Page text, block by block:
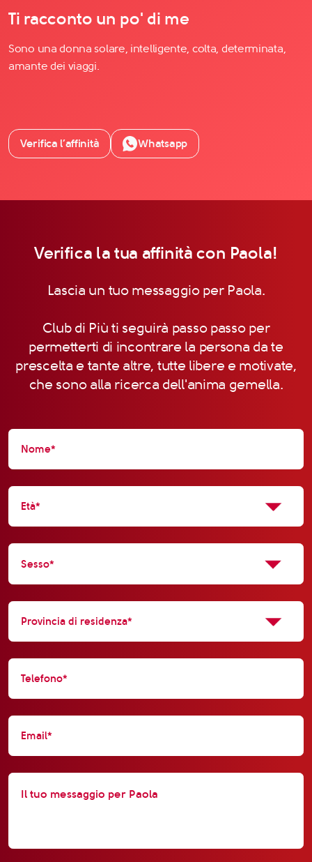
Ti racconto un po' di me
Sono una donna solare, intelligente, colta, determinata,
amante dei viaggi.
Verifica l’affinità Whatsapp
Verifica la tua affinità con Paola!
Lascia un tuo messaggio per Paola.
Club di Più ti seguirà passo passo per
permetterti di incontrare la persona da te
prescelta e tante altre, tutte libere e motivate,
che sono alla ricerca dell'anima gemella.